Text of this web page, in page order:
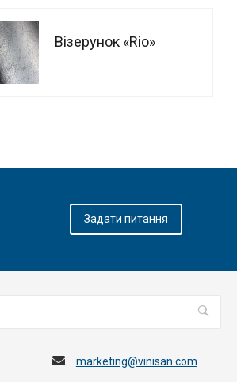
Візерунок «‎Rio»
Задати питання
marketing@vinisan.com